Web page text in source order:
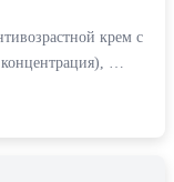
крем с
…